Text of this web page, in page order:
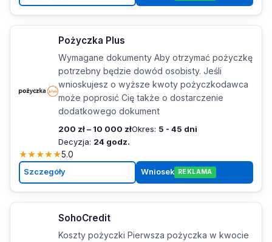
Pożyczka Plus
Wymagane dokumenty Aby otrzymać pożyczkę
potrzebny będzie dowód osobisty. Jeśli
wnioskujesz o wyższe kwoty pożyczkodawca
może poprosić Cię także o dostarczenie
dodatkowego dokument
200 zł – 10 000 złOkres: 5 - 45 dni
Decyzja: 24 godz.
★★★★★5.0
Szczegóły Wniosek REKLAMA
SohoCredit
Koszty pożyczki Pierwsza pożyczka w kwocie